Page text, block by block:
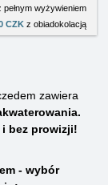
pełnym wyżywieniem
CZK z obiadokolacją
zawiera
bez prowizji!
- wybór